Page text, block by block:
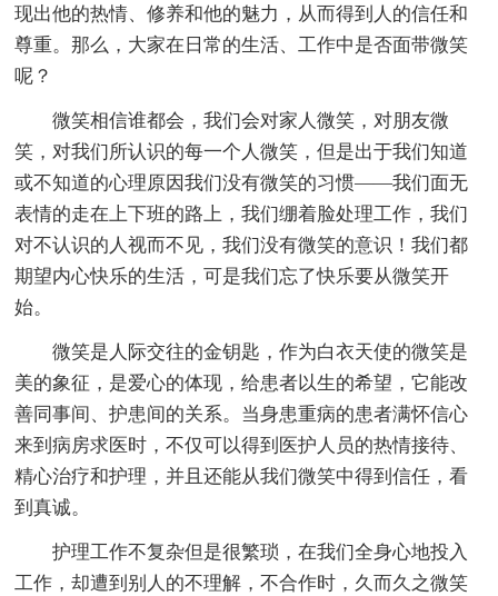
现出他的热情、修养和他的魅力，从而得到人的信任和
尊重。那么，大家在日常的生活、工作中是否面带微笑
呢？
微笑相信谁都会，我们会对家人微笑，对朋友微
笑，对我们所认识的每一个人微笑，但是出于我们知道
或不知道的心理原因我们没有微笑的习惯——我们面无
表情的走在上下班的路上，我们绷着脸处理工作，我们
对不认识的人视而不见，我们没有微笑的意识！我们都
期望内心快乐的生活，可是我们忘了快乐要从微笑开
始。
微笑是人际交往的金钥匙，作为白衣天使的微笑是
美的象征，是爱心的体现，给患者以生的希望，它能改
善同事间、护患间的关系。当身患重病的患者满怀信心
来到病房求医时，不仅可以得到医护人员的热情接待、
精心治疗和护理，并且还能从我们微笑中得到信任，看
到真诚。
护理工作不复杂但是很繁琐，在我们全身心地投入
工作，却遭到别人的不理解，不合作时，久而久之微笑